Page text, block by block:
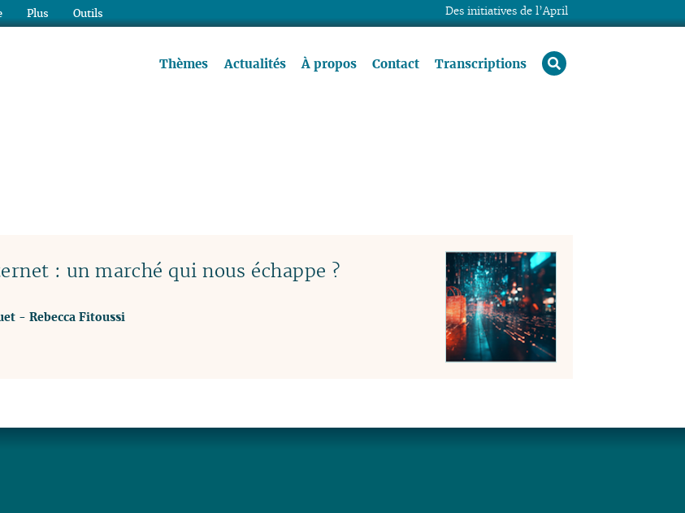
Thèmes Actualités À propos Contact Transcriptions rechercher
: un marché qui nous échappe ?
- Rebecca Fitoussi
Des initiatives de l’April
Plus Outils